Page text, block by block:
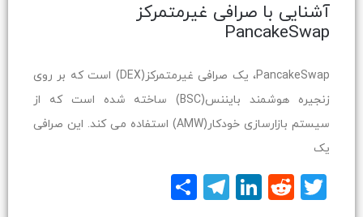
آشنایی با صرافی غیرمتمرکز
PancakeSwap
PancakeSwap، یک صرافی غیرمتمرکز(DEX) است که بر روی
زنجیره هوشمند بایننس(BSC) ساخته شده است که از
سیستم بازارسازی خودکار(AMW) استفاده می کند. این صرافی
یک
Twitter
Reddit
LinkedIn
Telegram